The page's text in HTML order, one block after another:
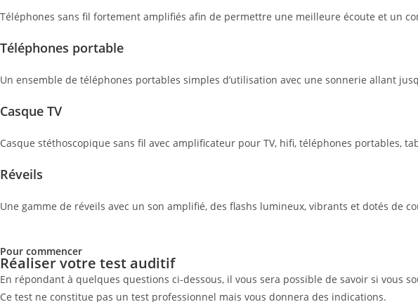
Téléphones sans fil fortement amplifiés afin de permettre une meilleure écoute et un
Téléphones portable
Un ensemble de téléphones portables simples d’utilisation avec une sonnerie allant
Casque TV
Casque stéthoscopique sans fil avec amplificateur pour TV, hifi, téléphones portables,
Réveils
Une gamme de réveils avec un son amplifié, des flashs lumineux, vibrants et dotés de
Pour commencer
Réaliser votre test auditif
En répondant à quelques questions ci-dessous, il vous sera possible de savoir si vous
Ce test ne constitue pas un test professionnel mais vous donnera des indications.